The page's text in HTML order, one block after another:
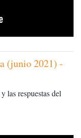
(junio 2021) -
las respuestas del